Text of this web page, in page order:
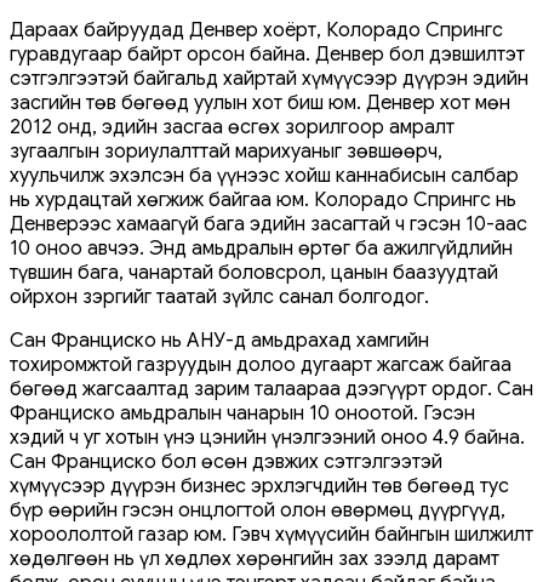
Дараах байруудад Денвер хоёрт, Колорадо Спрингс
гуравдугаар байрт орсон байна. Денвер бол дэвшилтэт
сэтгэлгээтэй байгальд хайртай хүмүүсээр дүүрэн эдийн
засгийн төв бөгөөд уулын хот биш юм. Денвер хот мөн
2012 онд, эдийн засгаа өсгөх зорилгоор амралт
зугаалгын зориулалттай марихуаныг зөвшөөрч,
хуульчилж эхэлсэн ба үүнээс хойш каннабисын салбар
нь хурдацтай хөгжиж байгаа юм. Колорадо Спрингс нь
Денверээс хамаагүй бага эдийн засагтай ч гэсэн 10-аас
10 оноо авчээ. Энд амьдралын өртөг ба ажилгүйдлийн
түвшин бага, чанартай боловсрол, цанын баазуудтай
ойрхон зэргийг таатай зүйлс санал болгодог.
Сан Франциско нь АНУ-д амьдрахад хамгийн
тохиромжтой газруудын долоо дугаарт жагсаж байгаа
бөгөөд жагсаалтад зарим талаараа дээгүүрт ордог. Сан
Франциско амьдралын чанарын 10 оноотой. Гэсэн
хэдий ч уг хотын үнэ цэнийн үнэлгээний оноо 4.9 байна.
Сан Франциско бол өсөн дэвжих сэтгэлгээтэй
хүмүүсээр дүүрэн бизнес эрхлэгчдийн төв бөгөөд тус
бүр өөрийн гэсэн онцлогтой олон өвөрмөц дүүргүүд,
хороололтой газар юм. Гэвч хүмүүсийн байнгын шилжилт
хөдөлгөөн нь үл хөдлөх хөрөнгийн зах зээлд дарамт